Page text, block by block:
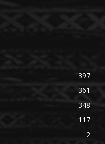
397
361
348
117
2